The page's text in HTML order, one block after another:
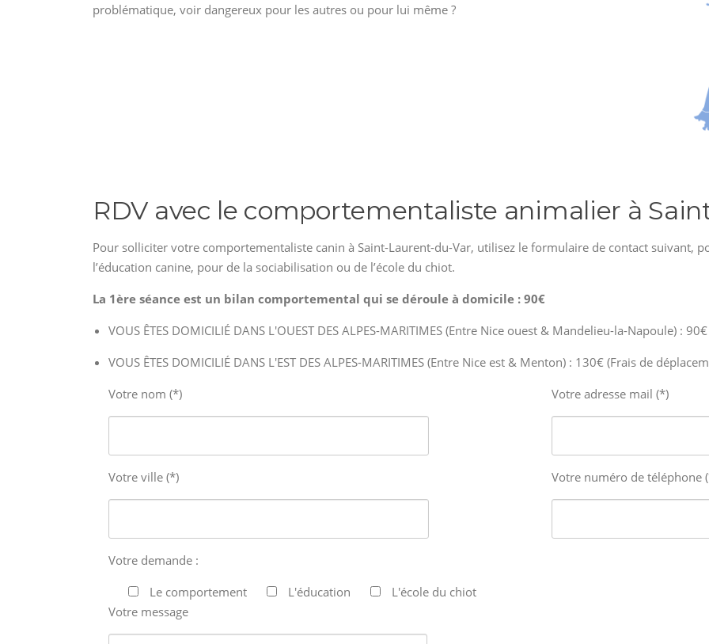
problématique, voir dangereux pour les autres ou pour lui même ?
RDV avec le comportementaliste animalier à
Pour solliciter votre comportementaliste canin à Saint-Laurent-du-Var, utilisez le formulaire de contact suivant,
l’éducation canine, pour de la sociabilisation ou de l’école du chiot.
La 1ère séance est un bilan comportemental qui se déroule à domicile : 90€
VOUS ÊTES DOMICILIÉ DANS L'OUEST DES ALPES-MARITIMES (Entre Nice ouest & Mandelieu-la-Napoule) :
VOUS ÊTES DOMICILIÉ DANS L'EST DES ALPES-MARITIMES (Entre Nice est & Menton) : 130€ (Frais de
Votre nom (*)
Votre adresse mail (*)
Votre ville (*) Votre numéro de téléphone
Votre demande :
Le comportement
L'éducation
L'école du chiot
Votre message